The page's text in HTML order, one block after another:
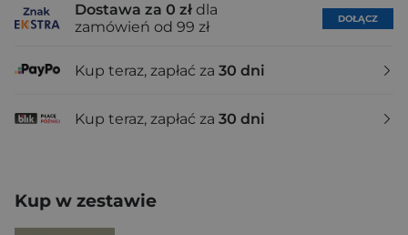
Dostawa za 0 zł dla
zamówień od 99 zł
DOŁĄCZ
Kup teraz, zapłać za 30 dni
Kup teraz, zapłać za 30 dni
Kup w zestawie